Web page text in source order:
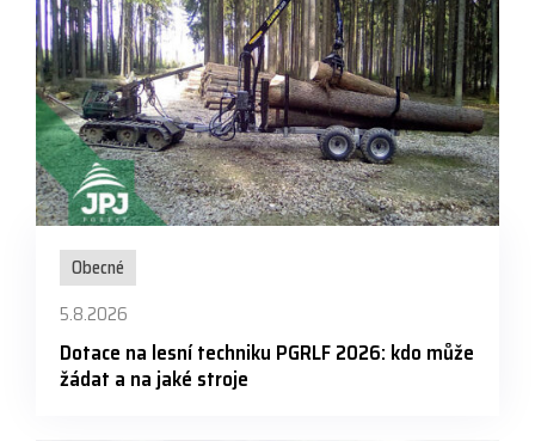
Obecné
5.8.2026
Dotace na lesní techniku PGRLF 2026: kdo může
žádat a na jaké stroje